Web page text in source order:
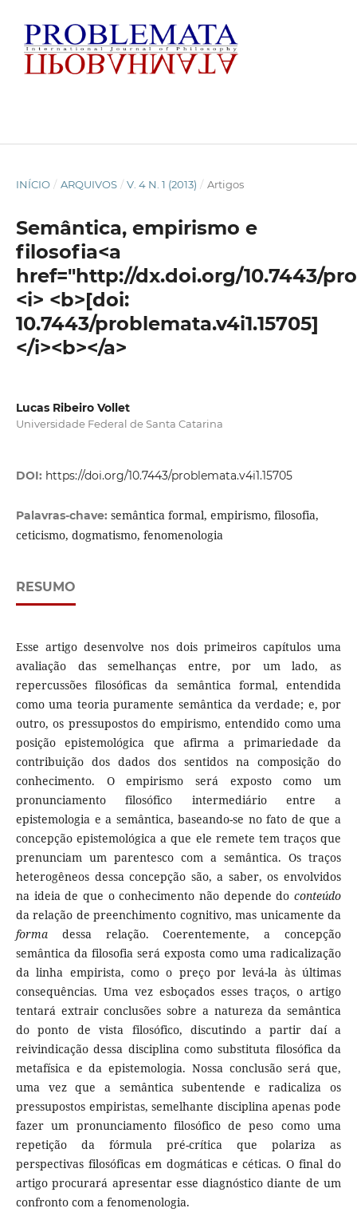
INÍCIO / ARQUIVOS / V. 4 N. 1 (2013) / Artigos
Semântica, empirismo e
filosofia<a
href="http://dx.doi.org/10.7443/
<i> <b>[doi:
10.7443/problemata.v4i1.15705]
</i><b></a>
Lucas Ribeiro Vollet
Universidade Federal de Santa Catarina
DOI: https://doi.org/10.7443/problemata.v4i1.15705
Palavras-chave: semântica formal, empirismo, filosofia,
ceticismo, dogmatismo, fenomenologia
RESUMO
Esse artigo desenvolve nos dois primeiros capítulos uma
avaliação das semelhanças entre, por um lado, as
repercussões filosóficas da semântica formal, entendida
como uma teoria puramente semântica da verdade; e, por
outro, os pressupostos do empirismo, entendido como uma
posição epistemológica que afirma a primariedade da
contribuição dos dados dos sentidos na composição do
conhecimento. O empirismo será exposto como um
pronunciamento filosófico intermediário entre a
epistemologia e a semântica, baseando-se no fato de que a
concepção epistemológica a que ele remete tem traços que
prenunciam um parentesco com a semântica. Os traços
heterogêneos dessa concepção são, a saber, os envolvidos
na ideia de que o conhecimento não depende doconteúdo
da relação de preenchimento cognitivo, mas unicamente da
formadessa relação. Coerentemente, a concepção
semântica da filosofia será exposta como uma radicalização
da linha empirista, como o preço por levá-la às últimas
consequências. Uma vez esboçados esses traços, o artigo
tentará extrair conclusões sobre a natureza da semântica
do ponto de vista filosófico, discutindo a partir daí a
reivindicação dessa disciplina como substituta filosófica da
metafísica e da epistemologia. Nossa conclusão será que,
uma vez que a semântica subentende e radicaliza os
pressupostos empiristas, semelhante disciplina apenas pode
fazer um pronunciamento filosófico de peso como uma
repetição da fórmula pré-crítica que polariza as
perspectivas filosóficas em dogmáticas e céticas. O final do
artigo procurará apresentar esse diagnóstico diante de um
confronto com a fenomenologia.